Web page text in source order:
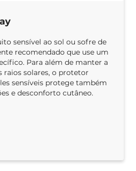
sensível ao sol ou sofre de
recomendado que use um
Para além de manter a
raios solares, o protetor
sensíveis protege também
e desconforto cutâneo.